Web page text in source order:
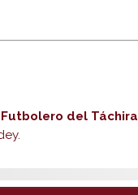
Futbolero del Táchira